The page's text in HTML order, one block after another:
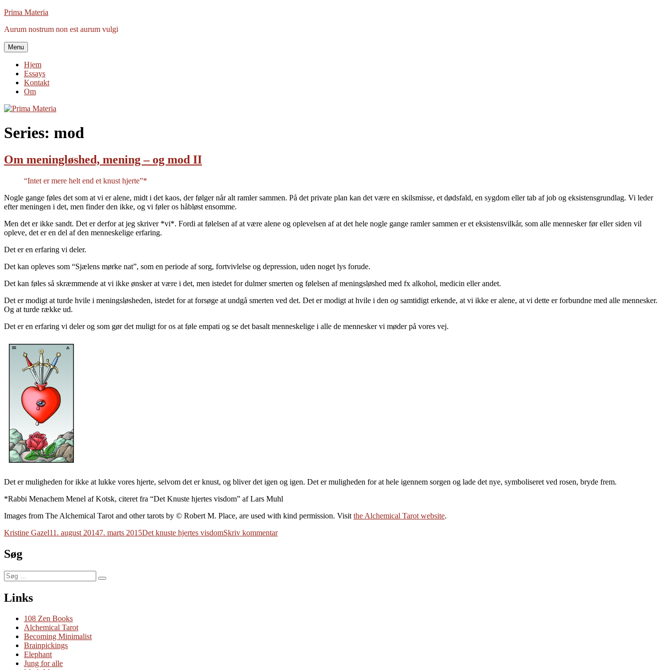
Videre
indhold
Prima Materia
Aurum nostrum non est aurum vulgi
Menu
Hjem
Essays
Kontakt
Om
Series: mod
Om meningløshed, mening – og mod II
“Intet er mere helt end et knust hjerte”*
Nogle gange føles det som at vi er alene, midt i det kaos, der følger når alt ramler sammen. På det private plan kan det være en skilsmisse, et dødsfald, en sygdom eller tab af job og eksistensgrundlag. Vi leder
efter meningen i det, men finder den ikke, og vi føler os håbløst ensomme.
Men det er ikke sandt. Det er derfor at jeg skriver *vi*. Fordi at følelsen af at være alene og oplevelsen af at det hele nogle gange ramler sammen er et eksistensvilkår, som alle mennesker før eller siden vil
opleve, det er en del af den menneskelige erfaring.
Det er en erfaring vi deler.
Det kan opleves som “Sjælens mørke nat”, som en periode af sorg, fortvivlelse og depression, uden noget lys forude.
Det kan føles så skræmmende at vi ikke ønsker at være i det, men istedet for dulmer smerten og følelsen af meningsløshed med fx alkohol, medicin eller andet.
Det er modigt at turde hvile i meningsløsheden, istedet for at forsøge at undgå smerten ved det. Det er modigt at hvile i den og samtidigt erkende, at vi ikke er alene, at vi dette er forbundne med alle mennesker.
Og at turde række ud.
Det er en erfaring vi deler og som gør det muligt for os at føle empati og se det basalt menneskelige i alle de mennesker vi møder på vores vej.
Det er muligheden for ikke at lukke vores hjerte, selvom det er knust, og bliver det igen og igen. Det er muligheden for at hele igennem sorgen og lade det nye, symboliseret ved rosen, bryde frem.
*Rabbi Menachem Menel af Kotsk, citeret fra “Det Knuste hjertes visdom” af Lars Muhl
Images from The Alchemical Tarot and other tarots by © Robert M. Place, are used with kind permission. Visit the Alchemical Tarot website.
Forfatter
Kristine GazelUdgivet
11. august 20147. marts 2015Tags
Det knuste hjertes visdomSkriv kommentartil
Søg
Søg
efter:
Søg
Links
108 Zen Books
Alchemical Tarot
Becoming Minimalist
Brainpickings
Elephant
Jung for alle